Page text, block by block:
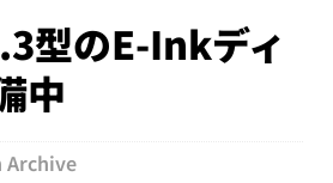
など 日刊出版ニュースまとめ 2026.08.02
など 日刊出版ニュースまとめ 2026.08.01
型のE-Inkディ
中
Archive